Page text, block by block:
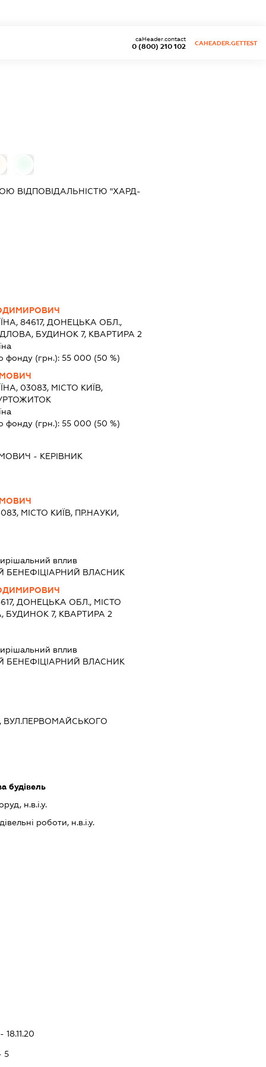
0 (800) 210 102
caHeader.contact
CAHEADER.GETTEST
ВІДПОВІДАЛЬНІСТЮ "ХАРД-
84617, ДОНЕЦЬКА ОБЛ.,
БУДИНОК 7, КВАРТИРА 2
фонду (грн.):55 000 (50 %)
03083, МІСТО КИЇВ,
фонду (грн.):55 000 (50 %)
- КЕРІВНИК
МІСТО КИЇВ, ПР.НАУКИ,
вплив
БЕНЕФІЦІАРНИЙ ВЛАСНИК
ДОНЕЦЬКА ОБЛ., МІСТО
БУДИНОК 7, КВАРТИРА 2
вплив
БЕНЕФІЦІАРНИЙ ВЛАСНИК
ВУЛ.ПЕРВОМАЙСЬКОГО
будівель
н.в.і.у.
роботи, н.в.і.у.
5